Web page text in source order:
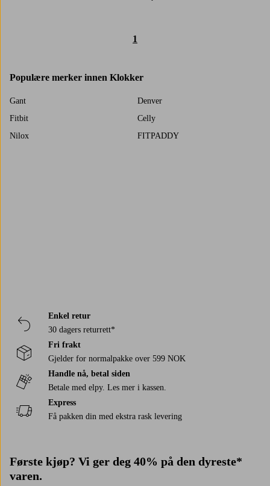
1
Populære merker innen Klokker
Gant
Denver
Fitbit
Celly
Nilox
FITPADDY
Enkel retur
30 dagers returrett*
Fri frakt
Gjelder for normalpakke over 599 NOK
Handle nå, betal siden
Betale med elpy. Les mer i kassen.
Express
Få pakken din med ekstra rask levering
Første kjøp? Vi ger deg 40% på den dyreste*
varen.